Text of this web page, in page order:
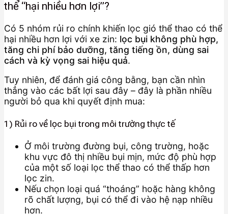
thể “hại nhiều hơn lợi”?
Có 5 nhóm rủi ro chính khiến lọc gió thể thao có thể
hại nhiều hơn lợi với xe zin: lọc bụi không phù hợp,
tăng chi phí bảo dưỡng, tăng tiếng ồn, dùng sai
cách và kỳ vọng sai hiệu quả.
Tuy nhiên, để đánh giá công bằng, bạn cần nhìn
thẳng vào các bất lợi sau đây – đây là phần nhiều
người bỏ qua khi quyết định mua:
1) Rủi ro về lọc bụi trong môi trường thực tế
Ở môi trường đường bụi, công trường, hoặc
khu vực đô thị nhiều bụi mịn, mức độ phù hợp
của một số loại lọc thể thao có thể thấp hơn
lọc zin.
Nếu chọn loại quá “thoáng” hoặc hàng không
rõ chất lượng, bụi có thể đi vào hệ nạp nhiều
hơn.